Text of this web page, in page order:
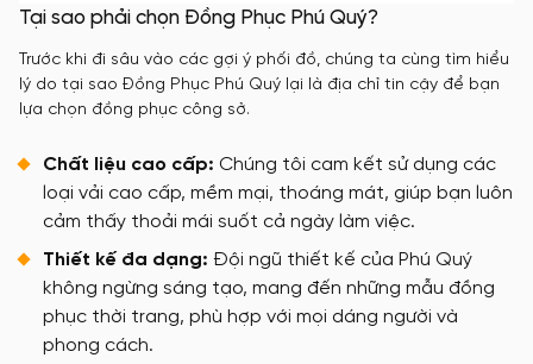
Tại sao phải chọn Đồng Phục Phú Quý?
Trước khi đi sâu vào các gợi ý phối đồ, chúng ta cùng tìm hiểu
lý do tại sao Đồng Phục Phú Quý lại là địa chỉ tin cậy để bạn
lựa chọn đồng phục công sở.
Chất liệu cao cấp: Chúng tôi cam kết sử dụng các
loại vải cao cấp, mềm mại, thoáng mát, giúp bạn luôn
cảm thấy thoải mái suốt cả ngày làm việc.
Thiết kế đa dạng: Đội ngũ thiết kế của Phú Quý
không ngừng sáng tạo, mang đến những mẫu đồng
phục thời trang, phù hợp với mọi dáng người và
phong cách.